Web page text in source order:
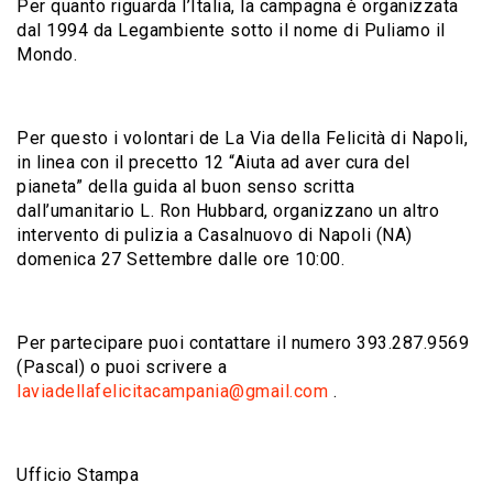
Per quanto riguarda l’Italia, la campagna è organizzata
dal 1994 da Legambiente sotto il nome di Puliamo il
Mondo.
Per questo i volontari de La Via della Felicità di Napoli,
in linea con il precetto 12 “Aiuta ad aver cura del
pianeta” della guida al buon senso scritta
dall’umanitario L. Ron Hubbard, organizzano un altro
intervento di pulizia a Casalnuovo di Napoli (NA)
domenica 27 Settembre dalle ore 10:00.
Per partecipare puoi contattare il numero 393.287.9569
(Pascal) o puoi scrivere a
laviadellafelicitacampania@gmail.com .
Ufficio Stampa